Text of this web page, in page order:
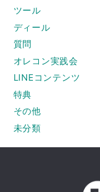
ツール
ディール
質問
オレコン実践会
LINEコンテンツ
特典
その他
未分類